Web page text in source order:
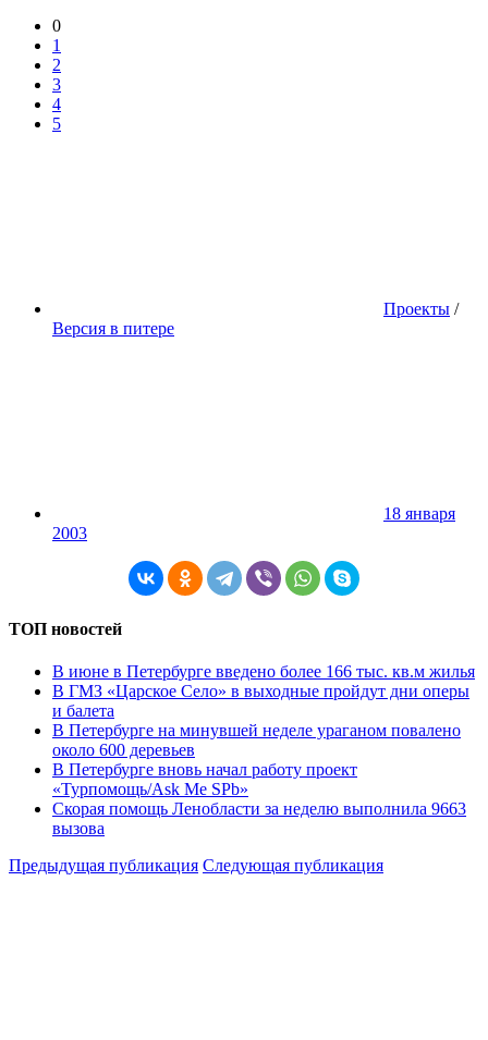
0
1
2
3
4
5
Проекты /
Версия в питере
18 января
2003
ТОП новостей
В июне в Петербурге введено более 166 тыс. кв.м жилья
В ГМЗ «Царское Село» в выходные пройдут дни оперы
и балета
В Петербурге на минувшей неделе ураганом повалено
около 600 деревьев
В Петербурге вновь начал работу проект
«Турпомощь/Ask Me SPb»
Скорая помощь Ленобласти за неделю выполнила 9663
вызова
Предыдущая публикация Следующая публикация